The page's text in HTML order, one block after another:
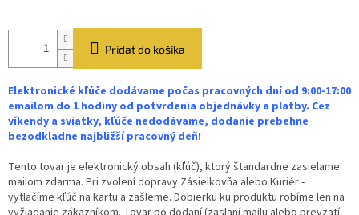
Pridať do košíka
Elektronické kľúče dodávame počas pracovných dní od 9:00-17:00
emailom do 1 hodiny od potvrdenia objednávky a platby. Cez
víkendy a sviatky, kľúče nedodávame, dodanie prebehne
bezodkladne najbližší pracovný deň!
Tento tovar je elektronický obsah (kľúč), ktorý štandardne zasielame
mailom zdarma. Pri zvolení dopravy Zásielkovňa alebo Kuriér -
vytlačíme kľúč na kartu a zašleme. Dobierku ku produktu robíme len na